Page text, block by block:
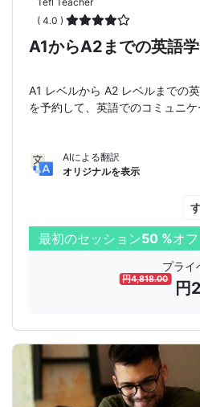
( 4.0 )
A1からA2までの英語
A1 レベルから A2 レベルまでの
を予約して、英語でのコミュニ
AIによる翻訳
オリジナルを表示
最初のセッション50 %オフ
プライ
円4,818.00 円